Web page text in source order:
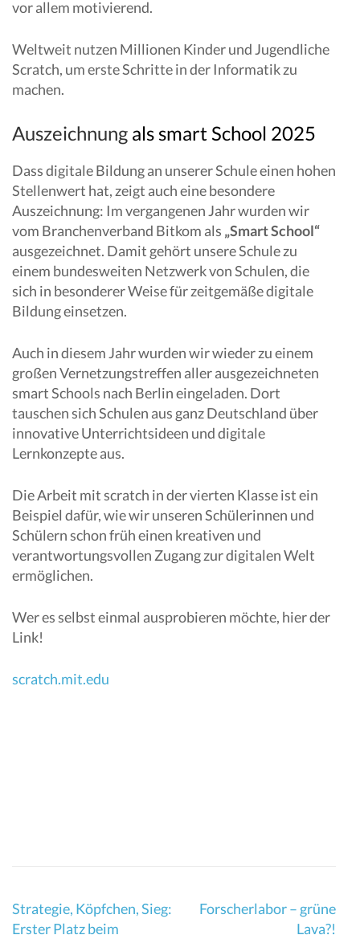
vor allem motivierend.
Weltweit nutzen Millionen Kinder und Jugendliche
Scratch, um erste Schritte in der Informatik zu
machen.
Auszeichnung als smart School 2025
Dass digitale Bildung an unserer Schule einen hohen
Stellenwert hat, zeigt auch eine besondere
Auszeichnung: Im vergangenen Jahr wurden wir
vom Branchenverband Bitkom als „Smart School“
ausgezeichnet. Damit gehört unsere Schule zu
einem bundesweiten Netzwerk von Schulen, die
sich in besonderer Weise für zeitgemäße digitale
Bildung einsetzen.
Auch in diesem Jahr wurden wir wieder zu einem
großen Vernetzungstreffen aller ausgezeichneten
smart Schools nach Berlin eingeladen. Dort
tauschen sich Schulen aus ganz Deutschland über
innovative Unterrichtsideen und digitale
Lernkonzepte aus.
Die Arbeit mit scratch in der vierten Klasse ist ein
Beispiel dafür, wie wir unseren Schülerinnen und
Schülern schon früh einen kreativen und
verantwortungsvollen Zugang zur digitalen Welt
ermöglichen.
Wer es selbst einmal ausprobieren möchte, hier der
Link!
scratch.mit.edu
Beitragsnavigation
Strategie, Köpfchen, Sieg:
Erster Platz beim
Forscherlabor – grüne
Lava?!